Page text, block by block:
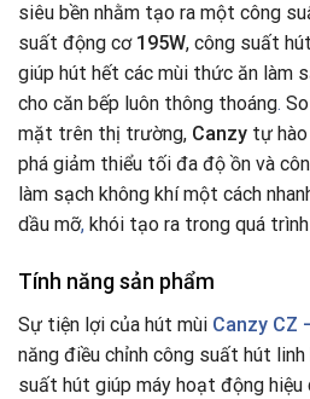
siêu bền nhằm tạo ra một công
suất động cơ 195W, công suất
giúp hút hết các mùi thức ăn làm
cho căn bếp luôn thông thoáng.
mặt trên thị trường, Canzy tự
phá giảm thiểu tối đa độ ồn và
làm sạch không khí một cách
dầu mỡ, khói tạo ra trong quá
Tính năng sản phẩm
Sự tiện lợi của hút mùi Canzy CZ
năng điều chỉnh công suất hút
suất hút giúp máy hoạt động